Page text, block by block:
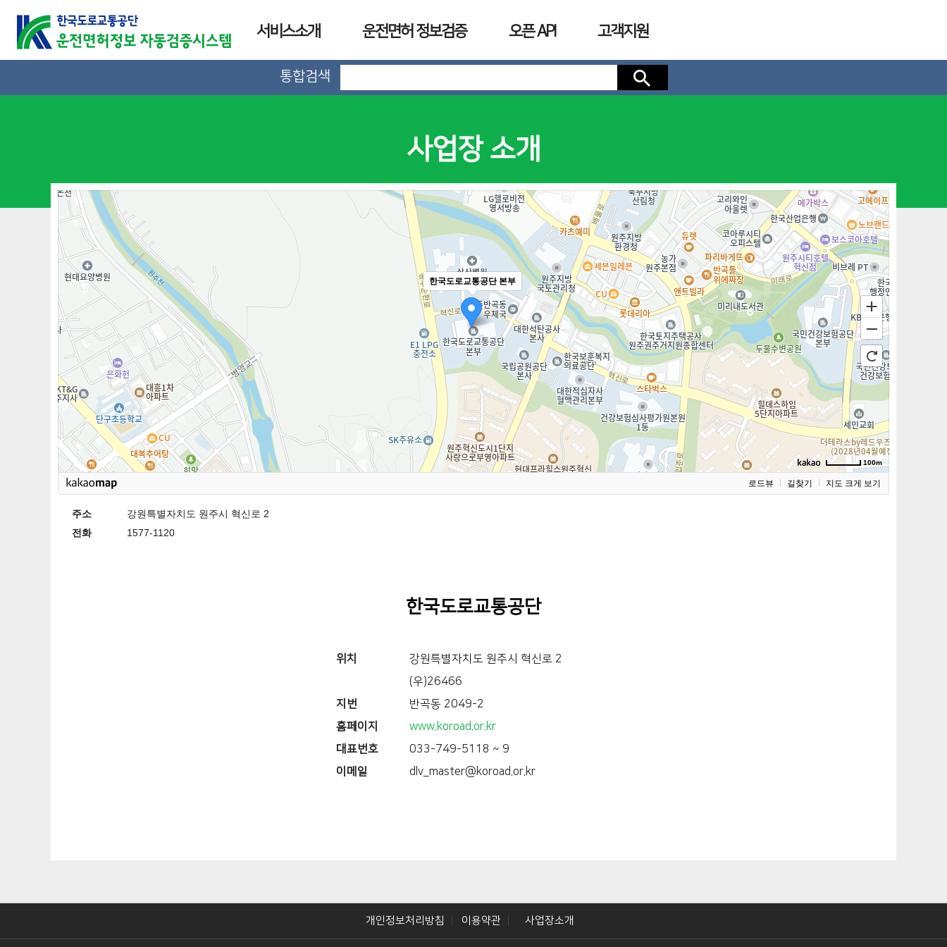
서비스소개 운전면허 정보검증 오픈 API 고객지원
통합검색 검색
사업장 소개
한국도로교통공단 본부
100m
로드뷰 길찾기 지도 크게 보기
주소
강원특별자치도 원주시 혁신로 2
전화
1577-1120
한국도로교통공단
위치
강원특별자치도 원주시 혁신로 2
(우)26466
지번
반곡동 2049-2
홈페이지
www.koroad.or.kr
대표번호
033-749-5118 ~ 9
이메일
dlv_master@koroad.or.kr
개인정보처리방침 이용약관 사업장소개